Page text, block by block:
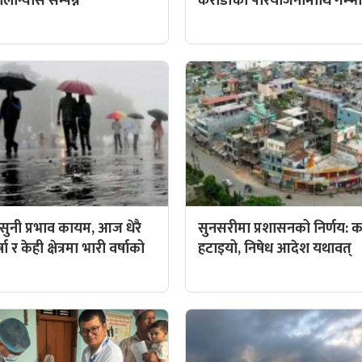
प्रभाव कायम, आज धेरै
र केही क्षेत्रमा भारी वर्षाको
सुनसरीमा प्रशासनको निर्णय:
हटाइयो, निषेध आदेश यथावत्